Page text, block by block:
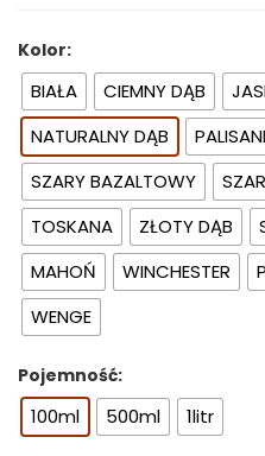
Kolor:
BIAŁA CIEMNY DĄB
NATURALNY DĄB
SZARY BAZALTOWY
TOSKANA
ZŁOTY DĄB
MAHOŃ
WINCHESTER
WENGE
Pojemność:
100ml 500ml 1litr